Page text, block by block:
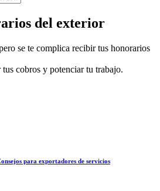
del exterior
se te complica recibir tus honorarios
cobros y potenciar tu trabajo.
para exportadores de servicios